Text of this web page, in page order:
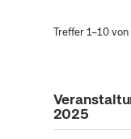
Treffer 1–10 von
2025